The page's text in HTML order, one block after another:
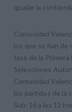
igualar la
Comunidad
los que se han de
fase de la
Selecciones
Comunidad
los partidos de la
Sub-16 a las 12